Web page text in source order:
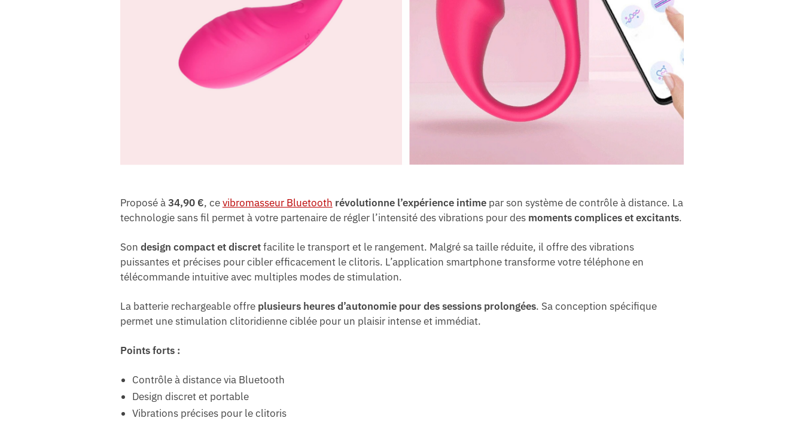
Proposé à34,90 €, cevibromasseur Bluetooth révolutionne l’expérience intimepar son système de contrôle à distance. La
technologie sans fil permet à votre partenaire de régler l’intensité des vibrations pour des moments complices et excitants.
Son design compact et discretfacilite le transport et le rangement. Malgré sa taille réduite, il offre des vibrations
puissantes et précises pour cibler efficacement le clitoris. L’application smartphone transforme votre téléphone en
télécommande intuitive avec multiples modes de stimulation.
La batterie rechargeable offre plusieurs heures d’autonomie pour des sessions prolongées. Sa conception spécifique
permet une stimulation clitoridienne ciblée pour un plaisir intense et immédiat.
Points forts :
Contrôle à distance via Bluetooth
Design discret et portable
Vibrations précises pour le clitoris